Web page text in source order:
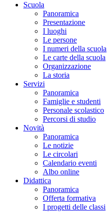
Scuola
Panoramica
Presentazione
I luoghi
Le persone
I numeri della scuola
Le carte della scuola
Organizzazione
La storia
Servizi
Panoramica
Famiglie e studenti
Personale scolastico
Percorsi di studio
Novità
Panoramica
Le notizie
Le circolari
Calendario eventi
Albo online
Didattica
Panoramica
Offerta formativa
I progetti delle classi